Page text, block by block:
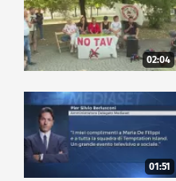
02:04
01:51